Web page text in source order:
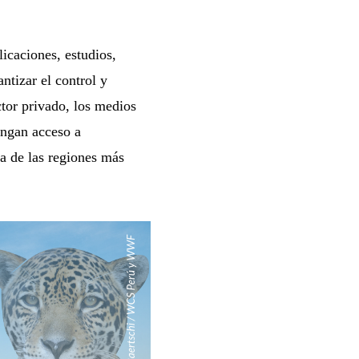
estudios,
el control y
privado, los medios
acceso a
de las regiones más